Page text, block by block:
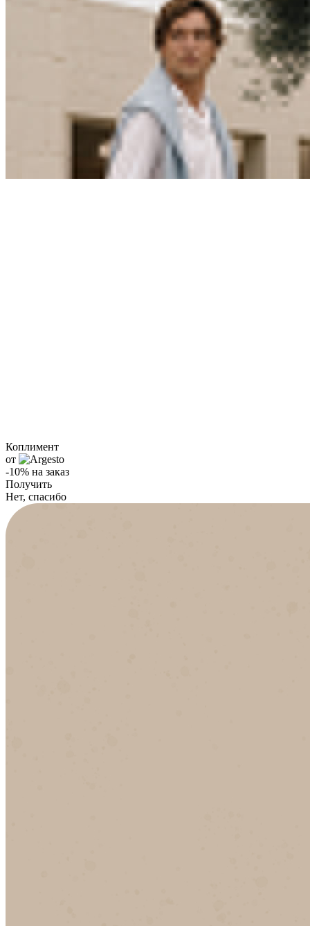
Коплимент
от
-10% на заказ
Получить
Нет, спасибо